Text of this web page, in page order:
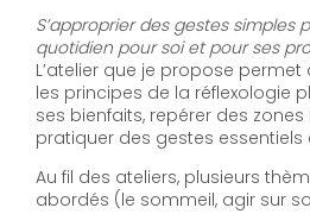
S’approprier des gestes simples
quotidien pour soi et pour ses
L’atelier que je propose
les principes de la réflexologie
ses bienfaits, repérer des zones
pratiquer des gestes essentiels
Au fil des ateliers, plusieurs
abordés (le sommeil, agir sur